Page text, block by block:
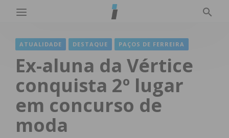
ATUALIDADE DESTAQUE PAÇOS DE FERREIRA
Ex-aluna da Vértice
conquista 2º lugar
em concurso de
moda